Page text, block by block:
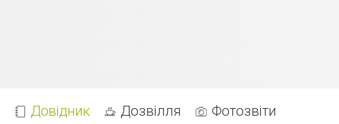
Довідник Дозвілля Фотозвіти